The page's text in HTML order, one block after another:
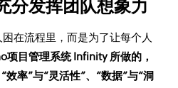
分发挥团队想象力
在流程里，而是为了让每个人
项目管理系统 Infinity 所做的，
效率”与“灵活性”、“数据”与“洞